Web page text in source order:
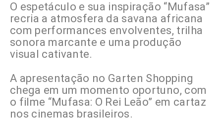
O espetáculo e sua inspiração “Mufasa”
recria a atmosfera da savana africana
com performances envolventes, trilha
sonora marcante e uma produção
visual cativante.
A apresentação no Garten Shopping
chega em um momento oportuno, com
o filme “Mufasa: O Rei Leão” em cartaz
nos cinemas brasileiros.